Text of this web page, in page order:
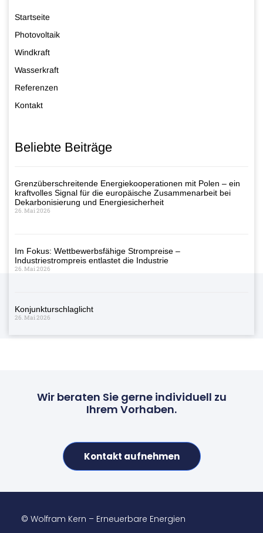
Startseite
Photovoltaik
Windkraft
Wasserkraft
Referenzen
Kontakt
Beliebte Beiträge
Grenzüberschreitende Energiekooperationen mit Polen – ein
kraftvolles Signal für die europäische Zusammenarbeit bei
Dekarbonisierung und Energiesicherheit
26. Mai 2026
Im Fokus: Wettbewerbsfähige Strompreise –
Industriestrompreis entlastet die Industrie
26. Mai 2026
Konjunkturschlaglicht
26. Mai 2026
Wir beraten Sie gerne individuell zu
Ihrem Vorhaben.
Kontakt aufnehmen
© Wolfram Kern – Erneuerbare Energien